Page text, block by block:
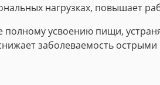
нагрузках, повышает
полному усвоению пищи,
заболеваемость